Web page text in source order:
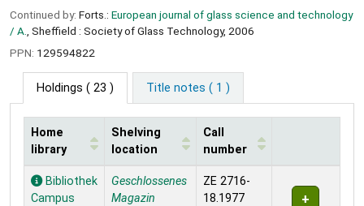
Continued by: Forts.: European journal of glass science and technology
/ A.
, Sheffield : Society of Glass Technology, 2006
PPN: 129594822
Holdings ( 23 ) Title notes ( 1 )
Holdings
Home
library
Shelving
location
Call
number
Bibliothek
Campus
Geschlossenes
Magazin
ZE 2716-
18.1977